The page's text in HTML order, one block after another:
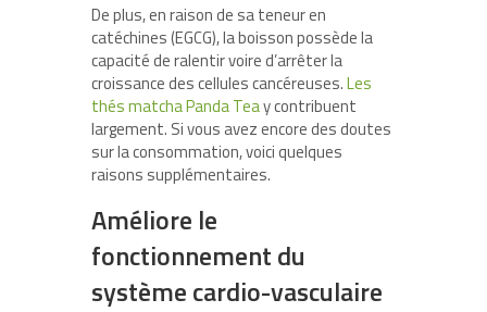
De plus, en raison de sa teneur en
catéchines (EGCG), la boisson possède la
capacité de ralentir voire d’arrêter la
croissance des cellules cancéreuses.Les
thés matcha Panda Teay contribuent
largement. Si vous avez encore des doutes
sur la consommation, voici quelques
raisons supplémentaires.
Améliore le
fonctionnement du
système cardio-vasculaire